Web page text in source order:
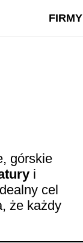
FIRMY
górskie
i
cel
że każdy